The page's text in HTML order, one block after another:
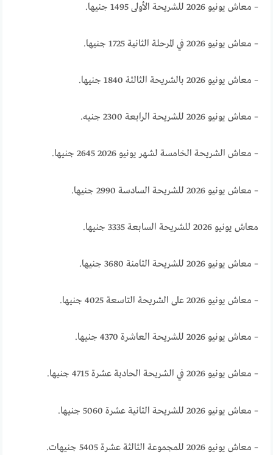
– معاش يونيو 2026 للشريحة الأولى 1495 جنيها.
– معاش يونيو 2026 في المرحلة الثانية 1725 جنيها.
– معاش يونيو 2026 بالشريحة الثالثة 1840 جنيها.
– معاش يونيو 2026 للشريحة الرابعة 2300 جنيه.
– معاش الشريحة الخامسة لشهر يونيو 2026 2645 جنيها.
– معاش يونيو 2026 للشريحة السادسة 2990 جنيها.
معاش يونيو 2026 للشريحة السابعة 3335 جنيها.
– معاش يونيو 2026 للشريحة الثامنة 3680 جنيها.
– معاش يونيو 2026 على الشريحة التاسعة 4025 جنيها.
– معاش يونيو 2026 للشريحة العاشرة 4370 جنيها.
– معاش يونيو 2026 في الشريحة الحادية عشرة 4715 جنيها.
– معاش يونيو 2026 للشريحة الثانية عشرة 5060 جنيها.
– معاش يونيو 2026 للمجموعة الثالثة عشرة 5405 جنيهات.